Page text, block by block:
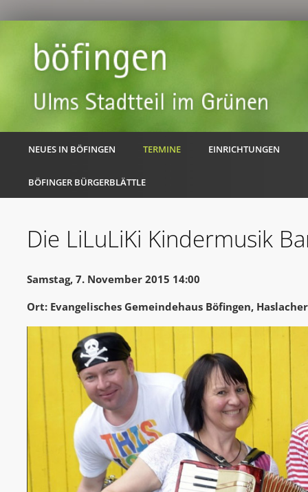
NEUES IN BÖFINGEN TERMINE EINRICHTUNGEN
BÖFINGER BÜRGERBLÄTTLE
Die LiLuLiKi Kindermusik
Samstag, 7. November 2015 14:00
Ort: Evangelisches Gemeindehaus Böfingen,